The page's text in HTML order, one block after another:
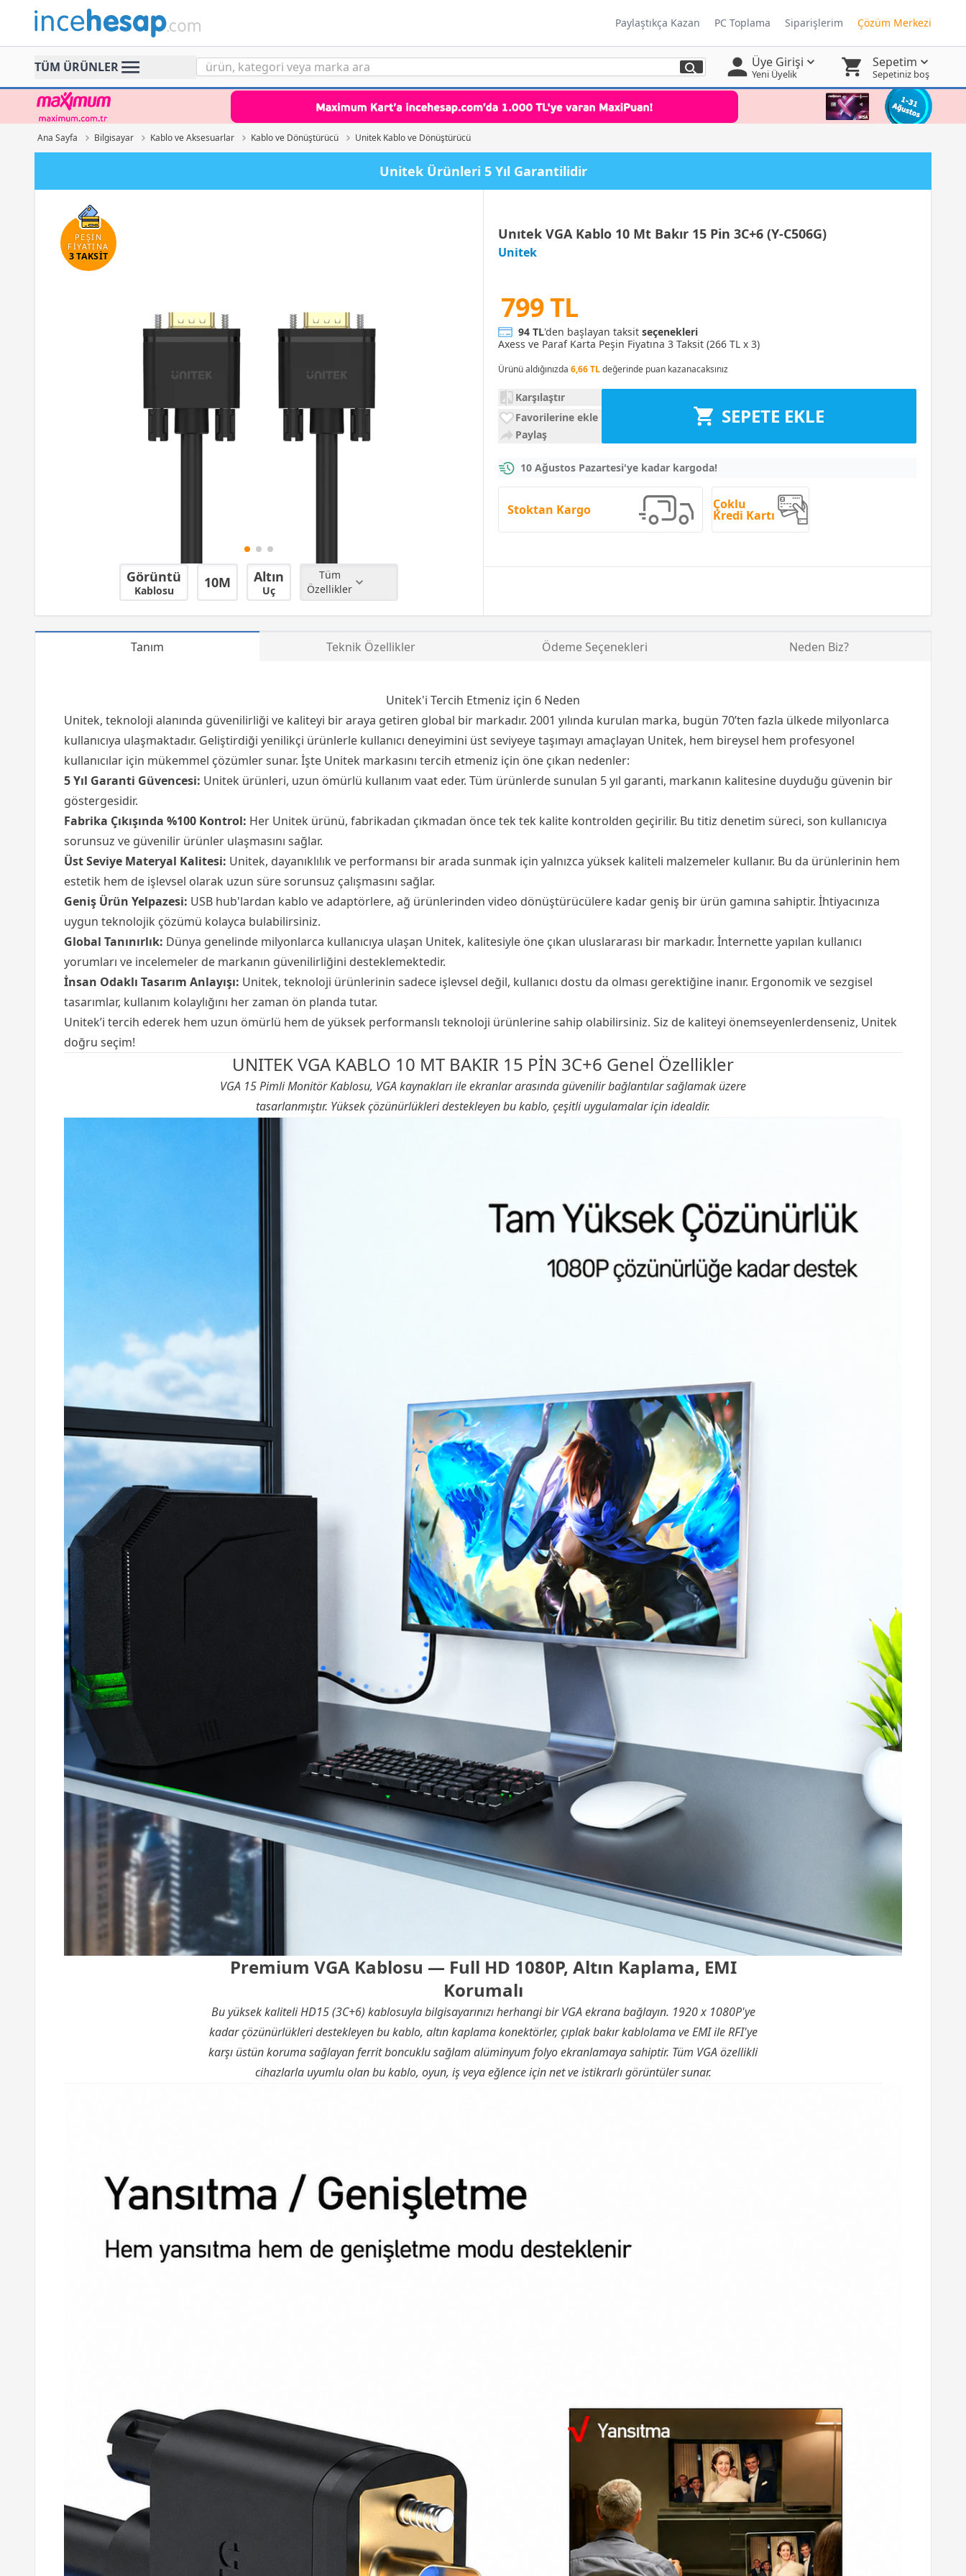
Incehesap Paylaştıkça Kazan PC Toplama Siparişlerim Çözüm Merkezi
TÜM ÜRÜNLER Üye Girişi
Yeni Üyelik
Sepetim
Sepetiniz boş
Ana Sayfa Bilgisayar Kablo ve Aksesuarlar Kablo ve Dönüştürücü Unitek Kablo ve Dönüştürücü
Unitek Ürünleri 5 Yıl Garantilidir
Unıtek VGA Kablo 10 Mt Bakır 15 Pin 3C+6 (Y-C506G)
Unitek
PEŞİN
FİYATINA
3 TAKSİT
Görüntü
Kablosu 10M Altın
Uç
Tüm
Özellikler
799 TL
94 TL'den başlayan taksit seçenekleri
Axess ve Paraf Karta Peşin Fiyatına 3 Taksit (266 TL x 3)
Ürünü aldığınızda 6,66 TLdeğerinde puan kazanacaksınız
Karşılaştır
Favorilerine ekle
Paylaş
SEPETE EKLE
10 Ağustos Pazartesi'ye kadar kargoda!
Stoktan Kargo Çoklu
Kredi Kartı
Tanım Teknik Özellikler Ödeme Seçenekleri Neden Biz?
Unitek'i Tercih Etmeniz için 6 Neden
Unitek, teknoloji alanında güvenilirliği ve kaliteyi bir araya getiren global bir markadır. 2001 yılında kurulan marka, bugün 70’ten fazla ülkede milyonlarca
kullanıcıya ulaşmaktadır. Geliştirdiği yenilikçi ürünlerle kullanıcı deneyimini üst seviyeye taşımayı amaçlayan Unitek, hem bireysel hem profesyonel
kullanıcılar için mükemmel çözümler sunar. İşte Unitek markasını tercih etmeniz için öne çıkan nedenler:
5 Yıl Garanti Güvencesi: Unitek ürünleri, uzun ömürlü kullanım vaat eder. Tüm ürünlerde sunulan 5 yıl garanti, markanın kalitesine duyduğu güvenin bir
göstergesidir.
Fabrika Çıkışında %100 Kontrol: Her Unitek ürünü, fabrikadan çıkmadan önce tek tek kalite kontrolden geçirilir. Bu titiz denetim süreci, son kullanıcıya
sorunsuz ve güvenilir ürünler ulaşmasını sağlar.
Üst Seviye Materyal Kalitesi: Unitek, dayanıklılık ve performansı bir arada sunmak için yalnızca yüksek kaliteli malzemeler kullanır. Bu da ürünlerinin hem
estetik hem de işlevsel olarak uzun süre sorunsuz çalışmasını sağlar.
Geniş Ürün Yelpazesi: USB hub'lardan kablo ve adaptörlere, ağ ürünlerinden video dönüştürücülere kadar geniş bir ürün gamına sahiptir. İhtiyacınıza
uygun teknolojik çözümü kolayca bulabilirsiniz.
Global Tanınırlık: Dünya genelinde milyonlarca kullanıcıya ulaşan Unitek, kalitesiyle öne çıkan uluslararası bir markadır. İnternette yapılan kullanıcı
yorumları ve incelemeler de markanın güvenilirliğini desteklemektedir.
İnsan Odaklı Tasarım Anlayışı: Unitek, teknoloji ürünlerinin sadece işlevsel değil, kullanıcı dostu da olması gerektiğine inanır. Ergonomik ve sezgisel
tasarımlar, kullanım kolaylığını her zaman ön planda tutar.
Unitek’i tercih ederek hem uzun ömürlü hem de yüksek performanslı teknoloji ürünlerine sahip olabilirsiniz. Siz de kaliteyi önemseyenlerdenseniz, Unitek
doğru seçim!
UNITEK VGA KABLO 10 MT BAKIR 15 PİN 3C+6 Genel Özellikler
VGA 15 PimliMonitörKablosu, VGA kaynakları ile ekranlar arasında güvenilir bağlantılar sağlamak üzere
tasarlanmıştır. Yüksek çözünürlükleri destekleyen bu kablo, çeşitli uygulamalar için idealdir.
Premium VGA Kablosu — Full HD 1080P, Altın Kaplama, EMI
Korumalı
Bu yüksek kaliteli HD15 (3C+6) kablosuyla bilgisayarınızı herhangi bir VGA ekrana bağlayın. 1920 x 1080P'ye
kadar çözünürlükleri destekleyen bu kablo, altın kaplama konektörler, çıplak bakır kablolama ve EMI ile RFI'ye
karşı üstün koruma sağlayan ferrit boncuklu sağlam alüminyum folyo ekranlamaya sahiptir. Tüm VGA özellikli
cihazlarla uyumlu olan bu kablo, oyun, iş veya eğlence için net ve istikrarlı görüntüler sunar.